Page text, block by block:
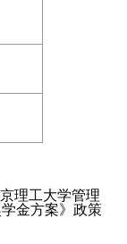
理工大学管理
金方案》政策